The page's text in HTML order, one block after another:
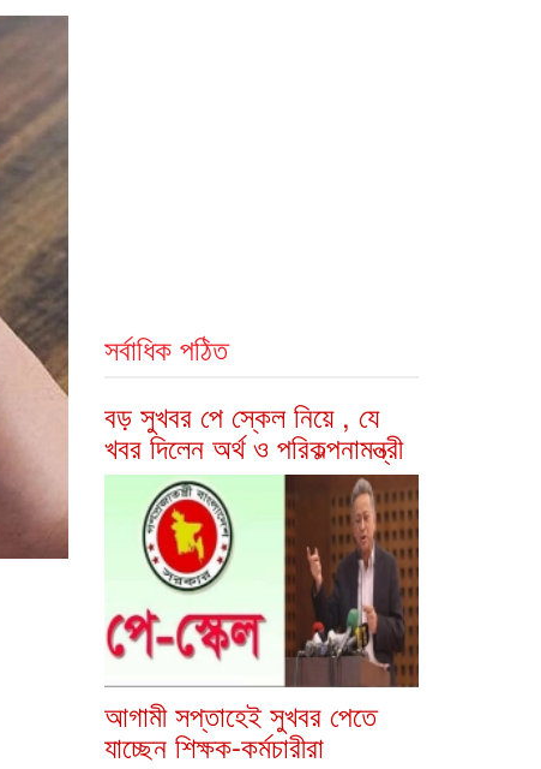
সর্বাধিক পঠিত
বড় সুখবর পে স্কেল নিয়ে , যে
খবর দিলেন অর্থ ও পরিকল্পনামন্ত্রী
আগামী সপ্তাহেই সুখবর পেতে
যাচ্ছেন শিক্ষক-কর্মচারীরা